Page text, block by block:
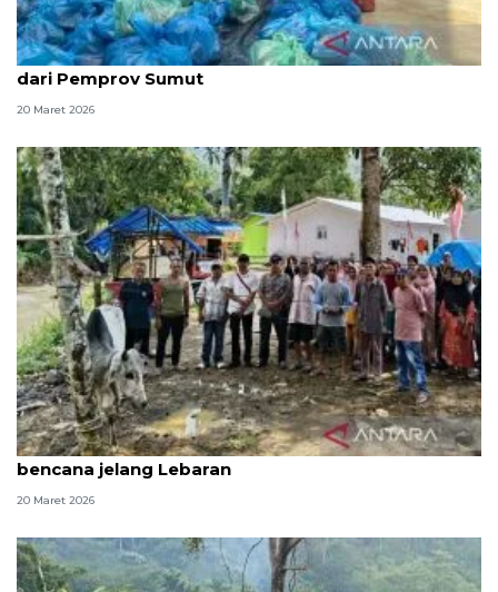
Warga Hutanabolon terima bantuan daging sapi
dari Pemprov Sumut
20 Maret 2026
Gubernur Sumut beri bantuan 10 sapi bagi korban
bencana jelang Lebaran
20 Maret 2026